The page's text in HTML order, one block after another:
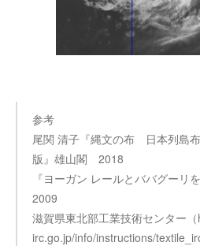
参考
尾関 清子『縄文の布 日本列島
版』雄山閣 2018
『ヨーガン レールとババグーリ
2009
滋賀県東北部工業技術センター
irc.go.jp/info/instructions/